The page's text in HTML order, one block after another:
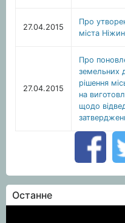
27.04.2015
Про
міста
27.04.2015
Про
земельних
рішення
на
щодо
Останне